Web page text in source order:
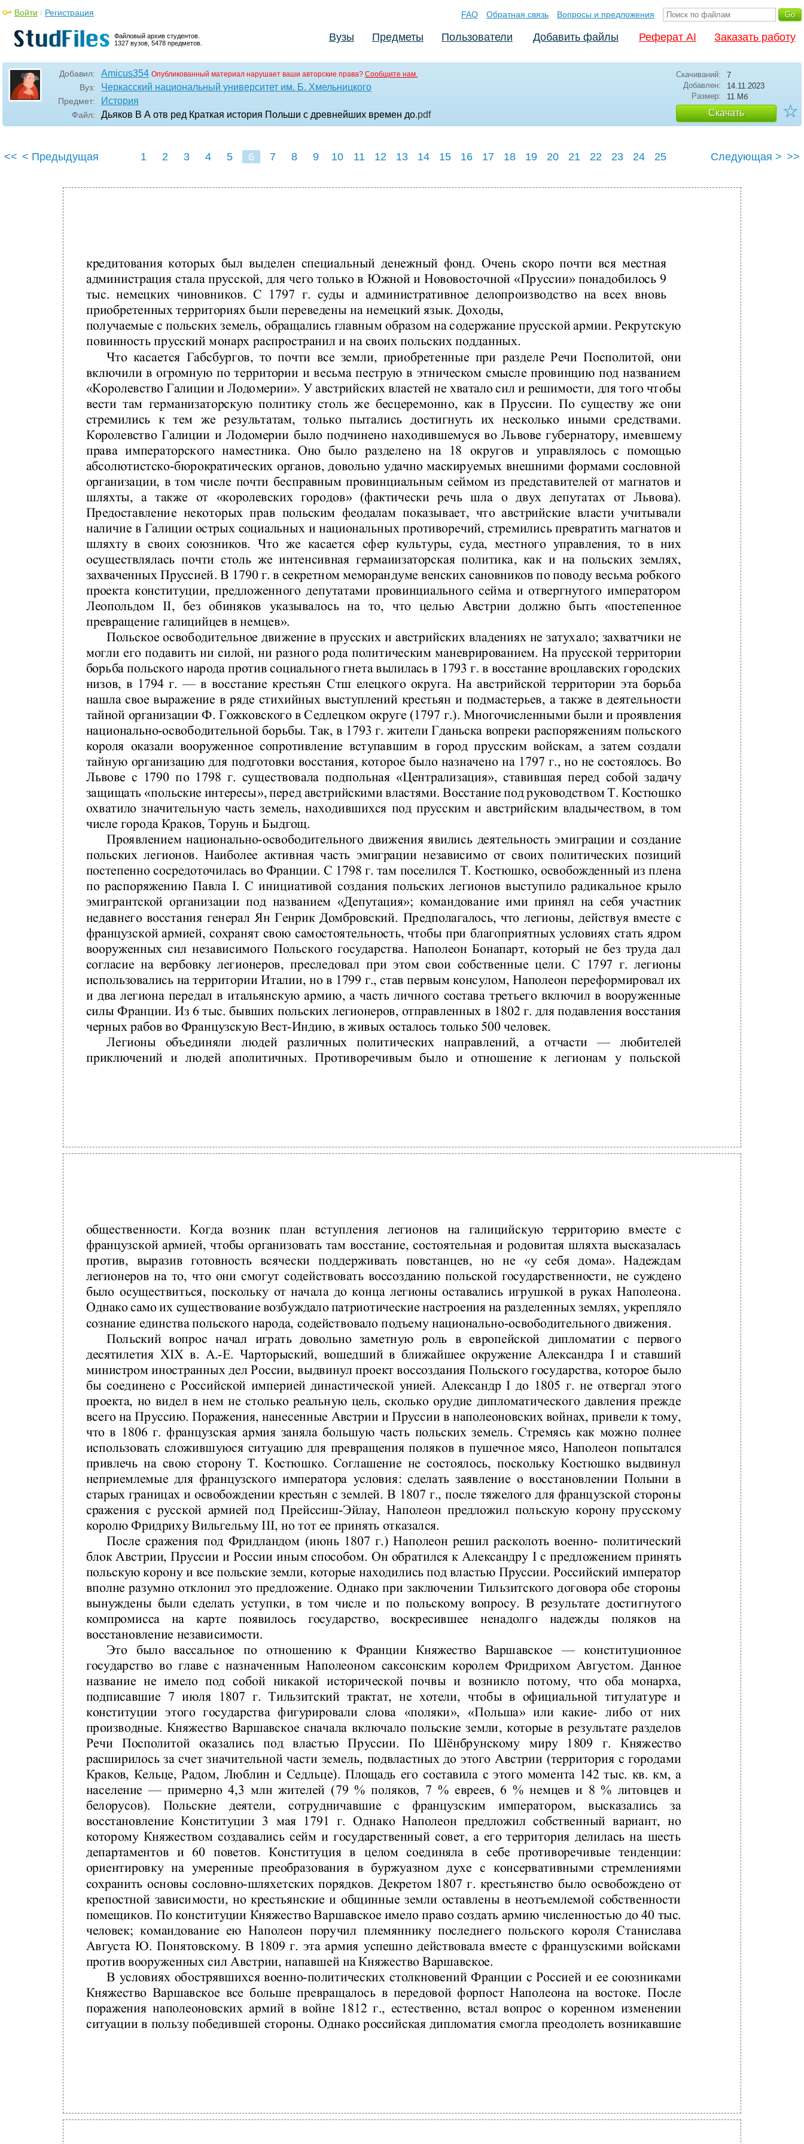
Файловый архив студентов.
1327 вузов, 5478 предметов.
Войти / Регистрация FAQ Обратная связь Вопросы и предложения
Вузы Предметы Пользователи Добавить файлы Реферат AI Заказать работу
Добавил: Amicus354 Опубликованный материал нарушает ваши авторские права? Сообщите нам.
Вуз: Черкасский национальный университет им. Б. Хмельницкого
Предмет: История
Файл: Дьяков В А отв ред Краткая история Польши с древнейших времен до.pdf
Скачиваний:
7
Добавлен:
14.11.2023
Размер:
11 Мб
Скачать ☆
<< < Предыдущая 1 2 3 4 5 6 7 8 9 10 11 12 13 14 15 16 17 18 19 20 21 22 23 24 25 Следующая > >>